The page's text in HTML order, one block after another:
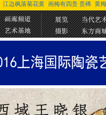
江边枫落菊花黄 画梅有四贵 贵稀 黄